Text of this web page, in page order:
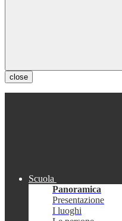
close
Scuola
Panoramica
Presentazione
I luoghi